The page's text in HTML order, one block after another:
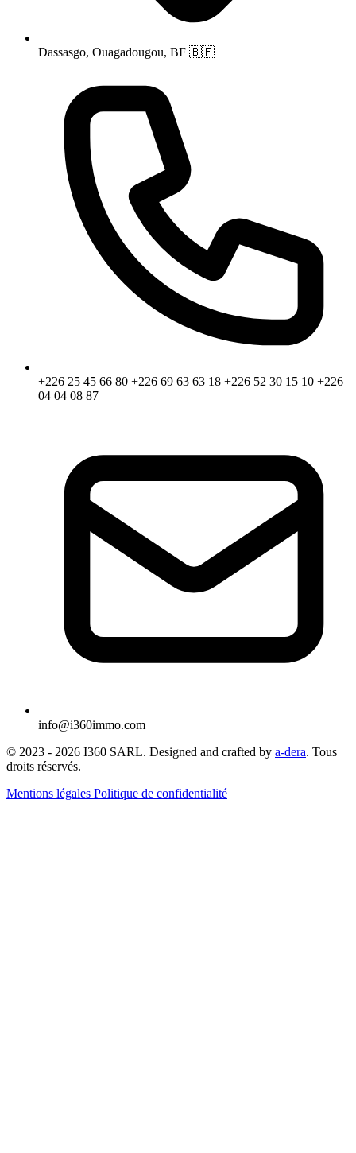
Dassasgo, Ouagadougou, BF 🇧🇫
+226 25 45 66 80 +226 69 63 63 18 +226 52 30 15 10 +226
04 04 08 87
info@i360immo.com
© 2023 - 2026 I360 SARL. Designed and crafted by a-dera. Tous
droits réservés.
Mentions légales Politique de confidentialité